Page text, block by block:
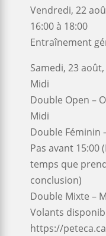
Vendredi, 22
16:00 à 18:00
Entraînement
Samedi, 23
Midi
Double Open –
Midi
Double Féminin
Pas avant 15:00
temps que
conclusion)
Double Mixte –
Volants
https://